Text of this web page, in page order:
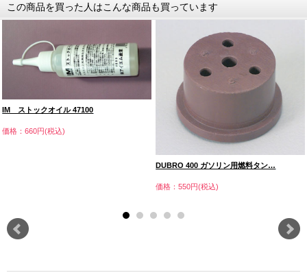
この商品を買った人はこんな商品も買っています
IM ストックオイル 47100
価格：660円(税込)
DUBRO 400 ガソリン用燃料タン…
価格：550円(税込)